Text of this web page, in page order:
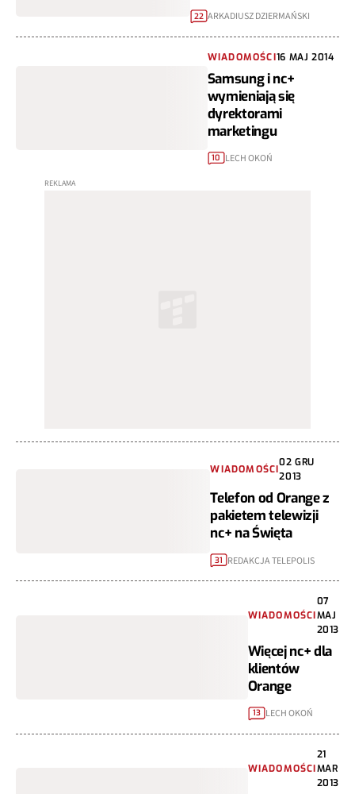
22 ARKADIUSZ DZIERMAŃSKI
WIADOMOŚCI16 MAJ 2014
Samsung i nc+
wymieniają się
dyrektorami
marketingu
10 LECH OKOŃ
WIADOMOŚCI
02 GRU
2013
Telefon od Orange z
pakietem telewizji
nc+ na Święta
31 REDAKCJA TELEPOLIS
WIADOMOŚCI
07
MAJ
2013
Więcej nc+ dla
klientów
Orange
13 LECH OKOŃ
WIADOMOŚCI
21
MAR
2013